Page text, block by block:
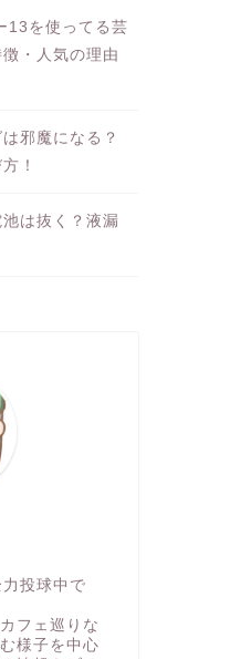
13を使ってる芸
・人気の理由
邪魔になる？
！
は抜く？液漏
投球中で
フェ巡りな
様子を中心